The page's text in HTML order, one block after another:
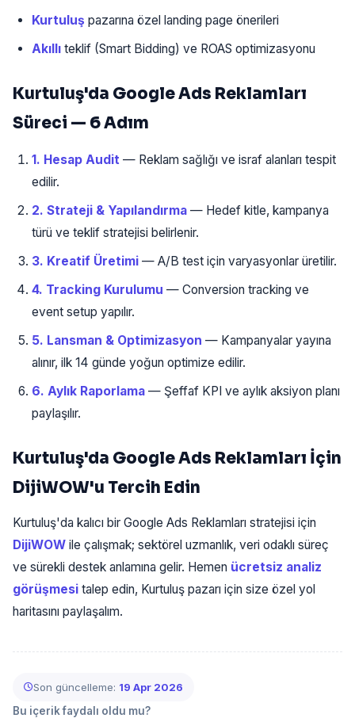
Kurtuluş pazarına özel landing page önerileri
Akıllı teklif (Smart Bidding) ve ROAS optimizasyonu
Kurtuluş'da Google Ads Reklamları
Süreci — 6 Adım
1. Hesap Audit — Reklam sağlığı ve israf alanları tespit
edilir.
2. Strateji & Yapılandırma — Hedef kitle, kampanya
türü ve teklif stratejisi belirlenir.
3. Kreatif Üretimi — A/B test için varyasyonlar üretilir.
4. Tracking Kurulumu — Conversion tracking ve
event setup yapılır.
5. Lansman & Optimizasyon — Kampanyalar yayına
alınır, ilk 14 günde yoğun optimize edilir.
6. Aylık Raporlama — Şeffaf KPI ve aylık aksiyon planı
paylaşılır.
Kurtuluş'da Google Ads Reklamları İçin
DijiWOW'u Tercih Edin
Kurtuluş'da kalıcı bir Google Ads Reklamları stratejisi için
DijiWOW ile çalışmak; sektörel uzmanlık, veri odaklı süreç
ve sürekli destek anlamına gelir. Hemen ücretsiz analiz
görüşmesi talep edin, Kurtuluş pazarı için size özel yol
haritasını paylaşalım.
Son güncelleme: 19 Apr 2026
Bu içerik faydalı oldu mu?